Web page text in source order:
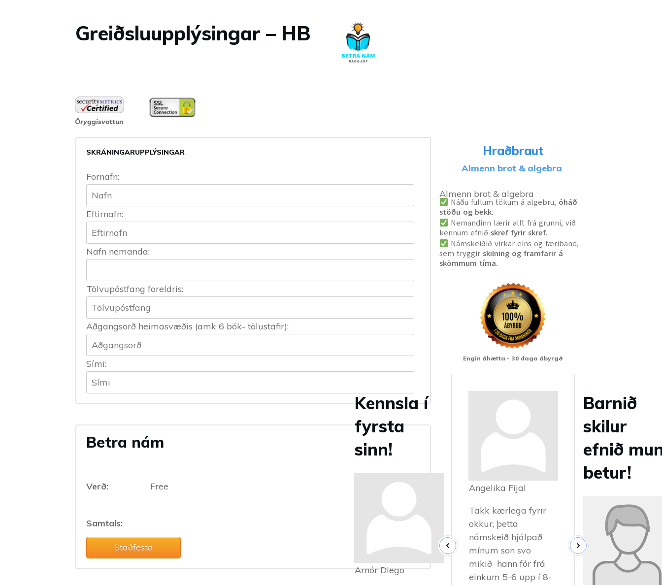
Greiðsluupplýsingar – HB
Öryggisvottun
SKRÁNINGARUPPLÝSINGAR
Fornafn:
Eftirnafn:
Nafn nemanda:
Tölvupóstfang foreldris:
Aðgangsorð heimasvæðis (amk 6 bók- tölustafir):
Sími:
Betra nám
Verð: Free
Samtals:
Staðfesta
Hraðbraut
Almenn brot & algebra
Almenn brot & algebra
Náðu fullum tökum á algebru, óháð
stöðu og bekk.
Nemandinn lærir allt frá grunni, við
kennum efnið skref fyrir skref.
Námskeiðið virkar eins og færiband,
sem tryggir skilning og framfarir á
skömmum tíma.
Engin áhætta - 30 daga ábyrgð
Kennsla í
fyrsta
sinn!
Arnór Diego
Angelika Fijal
Takk kærlega fyrir
okkur, þetta
námskeið hjálpað
mínum son svo
mikið hann fór frá
einkum 5-6 upp í 8-
Barnið
skilur
efnið
betur!